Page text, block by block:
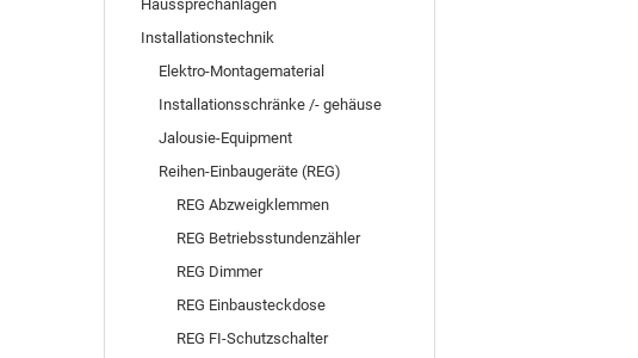
Haussprechanlagen
Installationstechnik
Elektro-Montagematerial
Installationsschränke /- gehäuse
Jalousie-Equipment
Reihen-Einbaugeräte (REG)
REG Abzweigklemmen
REG Betriebsstundenzähler
REG Dimmer
REG Einbausteckdose
REG FI-Schutzschalter